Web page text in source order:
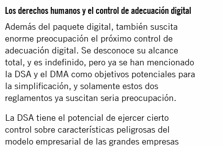
Los derechos humanos y el control de adecuación digital
Además del paquete digital, también suscita
enorme preocupación el próximo control de
adecuación digital. Se desconoce su alcance
total, y es indefinido, pero ya se han mencionado
la DSA y el DMA como objetivos potenciales para
la simplificación, y solamente estos dos
reglamentos ya suscitan seria preocupación.
La DSA tiene el potencial de ejercer cierto
control sobre características peligrosas del
modelo empresarial de las grandes empresas